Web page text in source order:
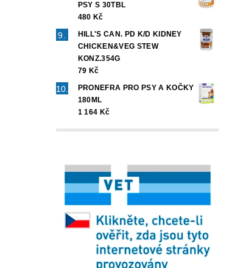
PSY S 30TBL
480 Kč
HILL'S CAN. PD K/D KIDNEY
CHICKEN&VEG STEW
KONZ.354G
79 Kč
PRONEFRA PRO PSY A KOČKY
180ML
1 164 Kč